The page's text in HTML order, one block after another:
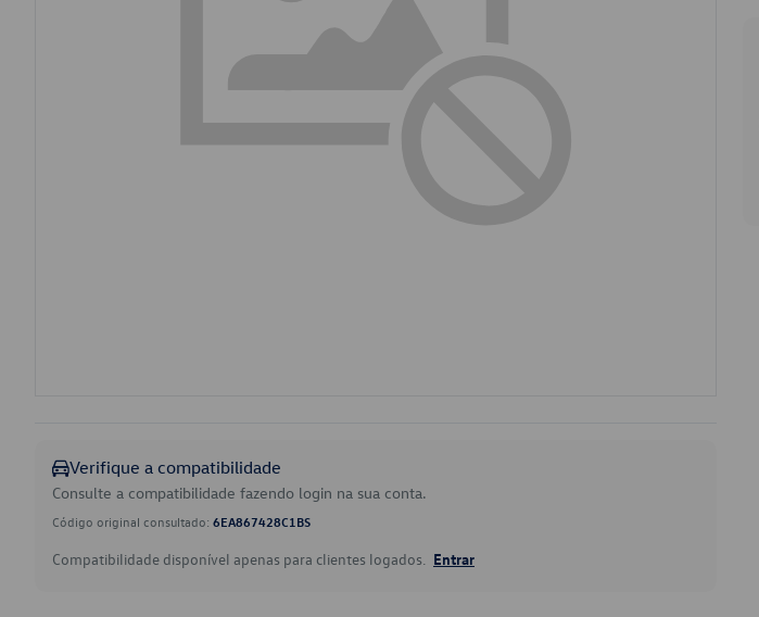
Verifique a compatibilidade
Consulte a compatibilidade fazendo login na sua conta.
Código original consultado: 6EA867428C1BS
Compatibilidade disponível apenas para clientes logados. Entrar